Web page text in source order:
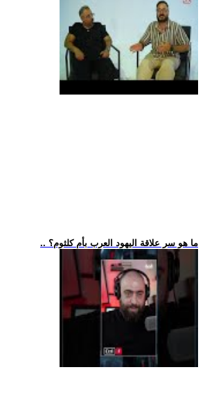
.. ما هو سر علاقة اليهود العرب بأم كلثوم؟